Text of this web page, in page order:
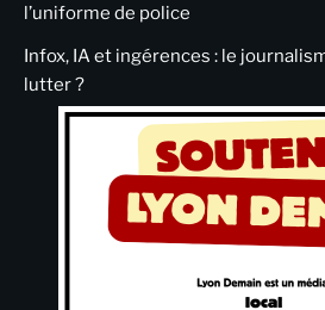
l’uniforme de police
Infox, IA et ingérences : le
lutter ?